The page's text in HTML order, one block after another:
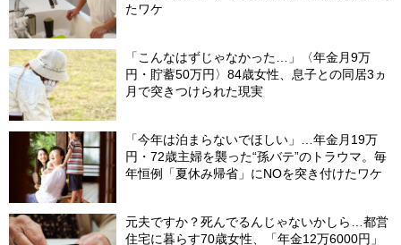
たワケ
「こんなはずじゃなかった…」〈年金月9万
円・貯蓄50万円〉84歳女性、息子との同居3ヵ
月で突きつけられた現実
「今年は泊まらないでほしい」…年金月19万
円・72歳主婦を襲った“孫バテ”のトラウマ。毎
年恒例「夏休み帰省」にNOを突き付けたワケ
元夫ですか？死んでるんじゃないかしら…都営
住宅に暮らす70歳女性、「年金12万6000円」